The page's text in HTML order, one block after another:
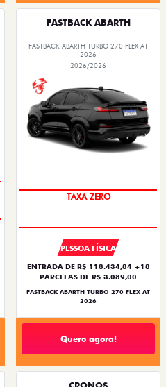
FASTBACK ABARTH
FASTBACK ABARTH TURBO 270 FLEX AT
2026
2026/2026
SAIA DE FIAT 0KM
PESSOA FÍSICA
ENTRADA DE R$ 118.434,84 +18
PARCELAS DE R$ 3.089,00
FASTBACK ABARTH TURBO 270 FLEX AT
2026
Quero agora!